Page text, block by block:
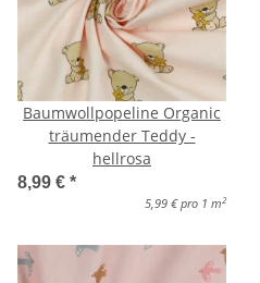
Baumwollpopeline Organic
träumender Teddy -
hellrosa
8,99 € *
5,99 € pro 1 m 2